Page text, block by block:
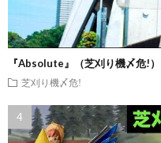
『Absolute』（芝刈り機〆危!）
芝刈り機〆危!